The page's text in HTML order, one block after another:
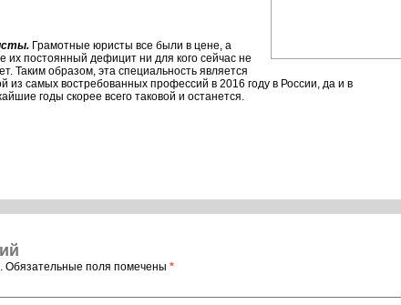
Грамотные юристы все были в цене, а
их постоянный дефицит ни для кого сейчас не
Таким образом, эта специальность является
из самых востребованных профессий в 2016 году в России, да и в
годы скорее всего таковой и останется.
Обязательные поля помечены *